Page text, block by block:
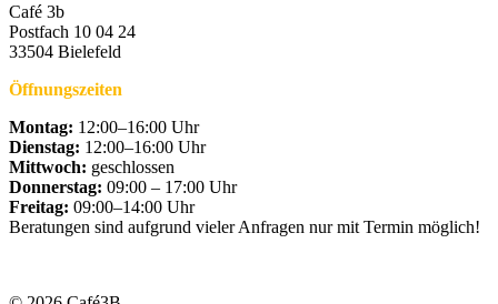
Café 3b
Postfach 10 04 24
33504 Bielefeld
Öffnungszeiten
Montag: 12:00–16:00 Uhr
Dienstag: 12:00–16:00 Uhr
Mittwoch: geschlossen
Donnerstag: 09:00 – 17:00 Uhr
Freitag: 09:00–14:00 Uhr
Beratungen sind aufgrund vieler Anfragen nur mit Termin möglich!